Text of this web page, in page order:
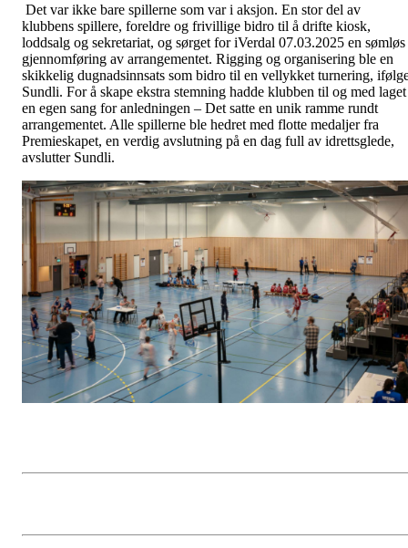
Det var ikke bare spillerne som var i aksjon. En stor del av
klubbens spillere, foreldre og frivillige bidro til å drifte kiosk,
loddsalg og sekretariat, og sørget for iVerdal 07.03.2025 en sømløs
gjennomføring av arrangementet. Rigging og organisering ble en
skikkelig dugnadsinnsats som bidro til en vellykket turnering,
Sundli. For å skape ekstra stemning hadde klubben til og med laget
en egen sang for anledningen – Det satte en unik ramme rundt
arrangementet. Alle spillerne ble hedret med flotte medaljer fra
Premieskapet, en verdig avslutning på en dag full av idrettsglede,
avslutter Sundli.